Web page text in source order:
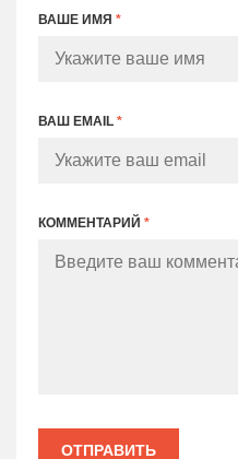
ВАШЕ ИМЯ *
ВАШ EMAIL *
КОММЕНТАРИЙ *
ОТПРАВИТЬ